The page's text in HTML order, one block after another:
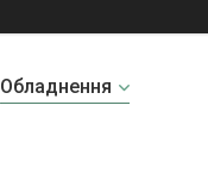
Обладнення